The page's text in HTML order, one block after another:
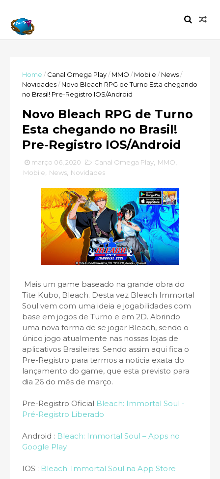
Home / Canal Omega Play/ MMO / Mobile / News/
Novidades/ Novo Bleach RPG de Turno Esta chegando
no Brasil! Pre-Registro IOS/Android
Novo Bleach RPG de Turno
Esta chegando no Brasil!
Pre-Registro IOS/Android
março 06, 2020 Canal Omega Play MMO
Mobile
News Novidades
Mais um game baseado na grande obra do
Tite Kubo, Bleach. Desta vez Bleach Immortal
Soul vem com uma ideia e jogabilidades com
base em jogos de Turno e em 2D. Abrindo
uma nova forma de se jogar Bleach, sendo o
único jogo atualmente nas nossas lojas de
aplicativos Brasileiras. Sendo assim aqui fica o
Pre-Registro para termos a noticia exata do
lançamento do game, que esta previsto para
dia 26 do mês de março.
Pre-Registro Oficial Bleach: Immortal Soul -
Pré-Registro Liberado
Android : Bleach: Immortal Soul – Apps no
Google Play
IOS : ‎Bleach: Immortal Soul na App Store